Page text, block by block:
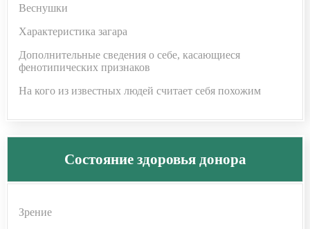
Веснушки
Характеристика загара
Дополнительные сведения о себе, касающиеся
фенотипических признаков
На кого из известных людей считает себя похожим
Состояние здоровья донора
Зрение